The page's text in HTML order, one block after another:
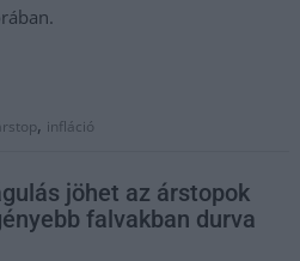
, infláció
jöhet az árstopok
falvakban durva